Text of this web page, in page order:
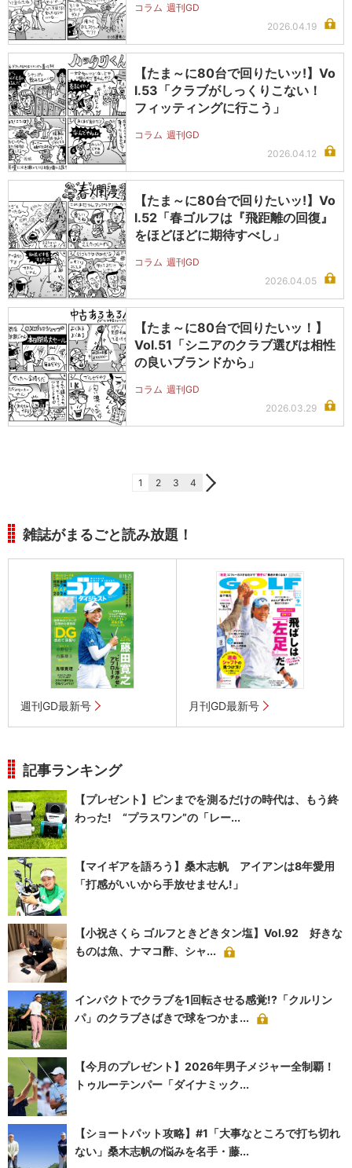
コラム 週刊GD
2026.04.19
【たま～に80台で回りたいッ!】Vo
l.53「クラブがしっくりこない！
フィッティングに行こう」
コラム 週刊GD
2026.04.12
【たま～に80台で回りたいッ!】Vo
l.52「春ゴルフは『飛距離の回復』
をほどほどに期待すべし」
コラム 週刊GD
2026.04.05
【たま～に80台で回りたいッ！】
Vol.51「シニアのクラブ選びは相性
の良いブランドから」
コラム 週刊GD
2026.03.29
1 2 3 4
雑誌がまるごと読み放題！
週刊GD最新号 月刊GD最新号
記事ランキング
【プレゼント】ピンまでを測るだけの時代は、もう終
わった! “プラスワン”の「レー...
【マイギアを語ろう】桑木志帆 アイアンは8年愛用
「打感がいいから手放せません!」
【小祝さくら ゴルフときどきタン塩】Vol.92 好きな
ものは魚、ナマコ酢、シャ...
インパクトでクラブを1回転させる感覚!?「クルリン
パ」のクラブさばきで球をつかま...
【今月のプレゼント】2026年男子メジャー全制覇！
トゥルーテンパー「ダイナミック...
【ショートパット攻略】#1「大事なところで打ち切れ
ない」桑木志帆の悩みを名手・藤...